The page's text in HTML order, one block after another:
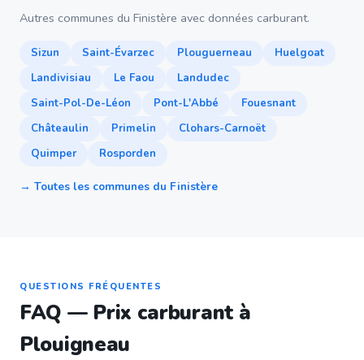
Autres communes du Finistère avec données carburant.
Sizun Saint-Évarzec Plouguerneau
Huelgoat
Landivisiau
Le Faou
Landudec
Saint-Pol-De-Léon
Pont-L'Abbé
Fouesnant
Châteaulin
Primelin
Clohars-Carnoët
Quimper
Rosporden
→ Toutes les communes du Finistère
QUESTIONS FRÉQUENTES
FAQ — Prix carburant à
Plouigneau